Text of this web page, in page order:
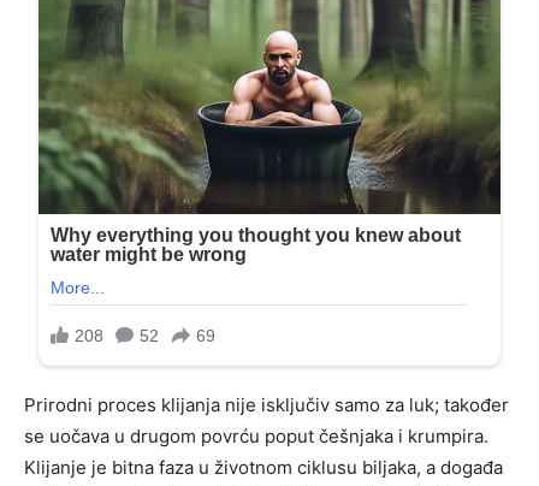
Prirodni proces klijanja nije isključiv samo za luk; također
se uočava u drugom povrću poput češnjaka i krumpira.
Klijanje je bitna faza u životnom ciklusu biljaka, a događa